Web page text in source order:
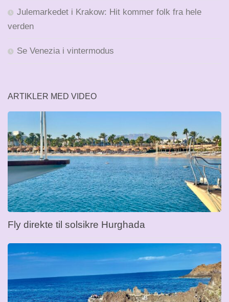
Julemarkedet i Krakow: Hit kommer folk fra hele
verden
Se Venezia i vintermodus
ARTIKLER MED VIDEO
Fly direkte til solsikre Hurghada